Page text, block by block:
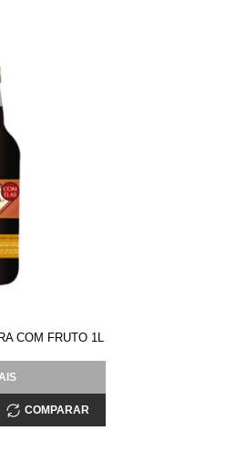
COM FRUTO 1L
COMPARAR